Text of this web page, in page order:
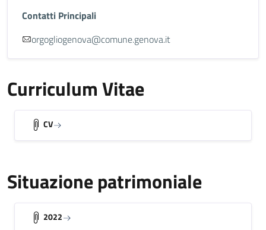
Contatti Principali
orgogliogenova@comune.genova.it
Curriculum Vitae
CV
Situazione patrimoniale
2022